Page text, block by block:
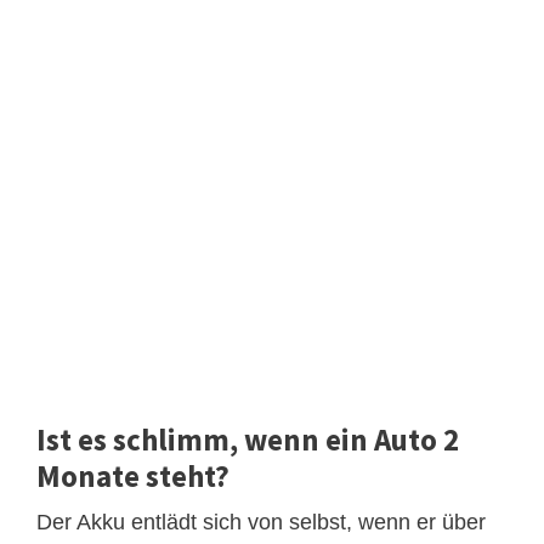
Ist es schlimm, wenn ein Auto 2
Monate steht?
Der Akku entlädt sich von selbst, wenn er über